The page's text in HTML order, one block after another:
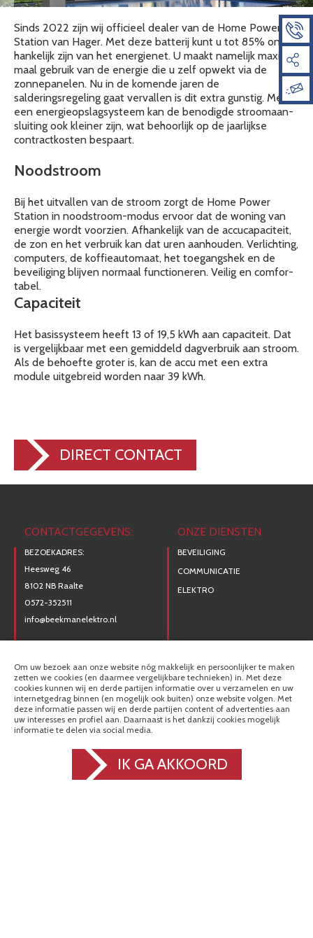
Sinds 2022 zijn wij officieel dealer van de Home Power
Station van Hager. Met deze batterij kunt u tot 85% onaf­
han­ke­lijk zijn van het energienet. U maakt namelijk maxi­
maal gebruik van de energie die u zelf opwekt via de
zonnepanelen. Nu in de komende jaren de
salderingsregeling gaat vervallen is dit extra gunstig. Met
een ener­gie­op­slag­sys­teem kan de beno­digde stroom­aan­
slui­ting ook kleiner zijn, wat behoor­lijk op de jaar­lijkse
contract­kosten bespaart.
Nood­stroom
Bij het uitvallen van de stroom zorgt de Home Power
Station in nood­stroom-modus ervoor dat de woning van
energie wordt voorzien. Afhan­ke­lijk van de accu­ca­pa­ci­teit,
de zon en het verbruik kan dat uren aanhouden. Verlich­ting,
computers, de koffie­au­to­maat, het toegangshek en de
bevei­li­ging blijven normaal func­ti­o­neren. Veilig en comfor­
tabel.
Capa­ci­teit
Het basis­sys­teem heeft 13 of 19,5 kWh aan ­ca­pa­ci­teit. Dat
is verge­lijk­baar met een gemid­deld dagver­bruik aan stroom.
Als de behoefte groter is, kan de accu met een extra
module uitge­breid worden naar 39 kWh.
DIRECT CONTACT
CONTACTGEGEVENS:
BEZOEKADRES:
Heesweg 46
8102 NB Raalte
0572-352511
info@beekmanelektro.nl
Ampèrestraat 16
8102 PN Raalte
ONZE DIENSTEN
BEVEILIGING
COMMUNICATIE
ELEKTRO
OPENINGSTIJDEN EN
VOORWAARDEN
Maandag t/m vrijdag van 7.30-
16.30u, zaterdag en zondag
gesloten.
Wij zijn gevestigd in Raalte. Dat
Om uw bezoek aan onze website nóg makkelijk en persoonlijker te maken
zetten we cookies (en daarmee vergelijkbare technieken) in. Met deze
cookies kunnen wij en derde partijen informatie over u verzamelen en uw
internetgedrag binnen (en mogelijk ook buiten) onze website volgen. Met
deze informatie passen wij en derde partijen content of advertenties aan
uw interesses en profiel aan. Daarnaast is het dankzij cookies mogelijk
informatie te delen via social media.
IK GA AKKOORD